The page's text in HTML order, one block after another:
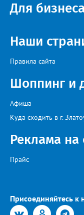
идейный
певец, победитель
искусства «Золотая
на Первом канале,
Для
Наши
Правила сайта
Шоппинг и
Афиша
Куда сходить в г.
Реклама на
Прайс
Присоединяйтесь к